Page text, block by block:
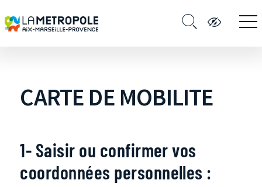
CARTE DE MOBILITE
1- Saisir ou confirmer vos
coordonnées personnelles :